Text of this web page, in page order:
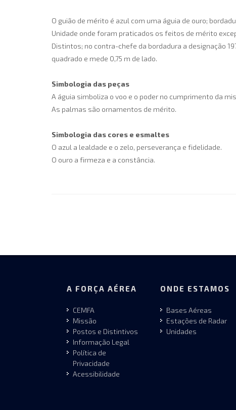
O guião de mérito é azul com uma águia de ouro;
Unidade onde foram praticados os feitos de mérito
Distintos; no contra-chefe da bordadura a designação
quadrado e mede 0,75 m de lado.
Simbologia das peças
A águia simboliza o voo e o poder no cumprimento da
As palmas são ornamentos de mérito.
Simbologia das cores e esmaltes
O azul a lealdade e o zelo, perseverança e fidelidade.
O ouro a firmeza e a constância.
A FORÇA AÉREA
CEMFA
Missão
Postos e Distintivos
Informação Legal
Política de
Privacidade
Acessibilidade
ONDE ESTAMOS
Bases Aéreas
Estações de Radar
Unidades